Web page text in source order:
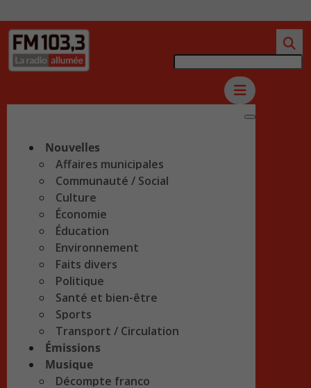
Nouvelles
Affaires municipales
Communauté / Social
Culture
Économie
Éducation
Environnement
Faits divers
Politique
Santé et bien-être
Sports
Transport / Circulation
Émissions
Musique
Décompte franco